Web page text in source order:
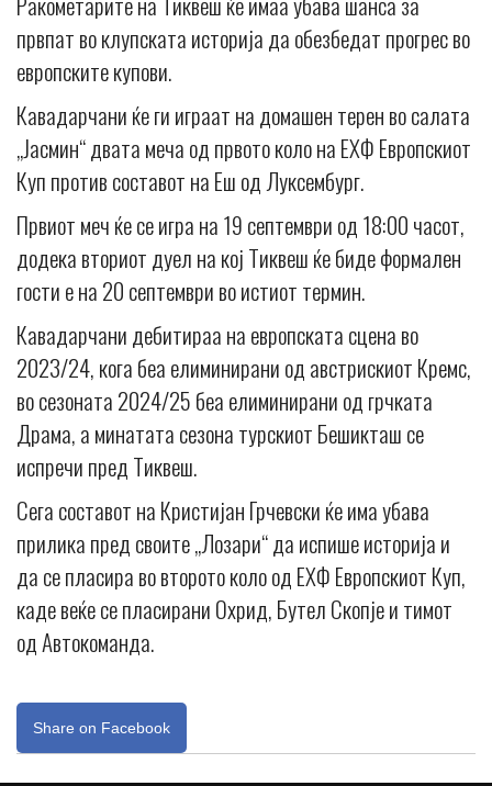
првпат во клупската историја да обезбедат прогрес во
европските купови.
Кавадарчани ќе ги играат на домашен терен во салата
„Јасмин“ двата меча од првото коло на ЕХФ Европскиот
Куп против составот на Еш од Луксембург.
Првиот меч ќе се игра на 19 септември од 18:00 часот,
додека вториот дуел на кој Тиквеш ќе биде формален
гости е на 20 септември во истиот термин.
Кавадарчани дебитираа на европската сцена во
2023/24, кога беа елиминирани од австрискиот Кремс,
во сезоната 2024/25 беа елиминирани од грчката
Драма, а минатата сезона турскиот Бешикташ се
испречи пред Тиквеш.
Сега составот на Кристијан Грчевски ќе има убава
прилика пред своите „Лозари“ да испише историја и
да се пласира во второто коло од ЕХФ Европскиот Куп,
каде веќе се пласирани Охрид, Бутел Скопје и тимот
од Автокоманда.
Share on Facebook